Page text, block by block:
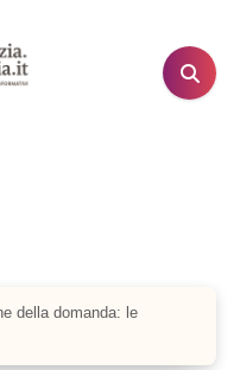
della domanda: le